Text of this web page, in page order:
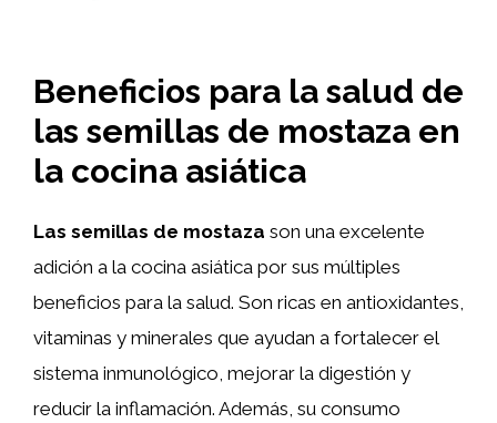
Beneficios para la salud de
las semillas de mostaza en
la cocina asiática
Las semillas de mostaza son una excelente
adición a la cocina asiática por sus múltiples
beneficios para la salud. Son ricas en antioxidantes,
vitaminas y minerales que ayudan a fortalecer el
sistema inmunológico, mejorar la digestión y
reducir la inflamación. Además, su consumo